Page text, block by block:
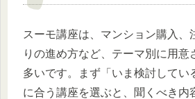
スーモ講座は、マンション購入、
りの進め方など、テーマ別に用意
多いです。まず「いま検討してい
に合う講座を選ぶと、聞くべき内